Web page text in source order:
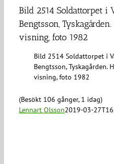
Bild 2514 Soldattorpet i
Bengtsson,
visning, foto 1982
Bild 2514 Soldattorpet i
Bengtsson,
visning, foto 1982
(Besökt 106 gånger, 1 idag)
Lennart Olsson2019-03-